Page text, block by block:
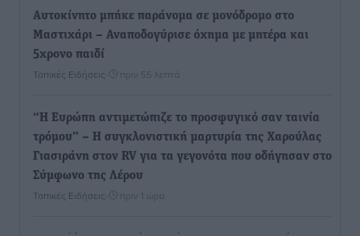
Αυτοκίνητο μπήκε παράνομα σε μονόδρομο στο
Μαστιχάρι – Αναποδογύρισε όχημα με μητέρα και
5χρονο παιδί
Τοπικές Ειδήσεις πριν 55 λεπτά
“Η Ευρώπη αντιμετώπιζε το προσφυγικό σαν ταινία
τρόμου” – Η συγκλονιστική μαρτυρία της Χαρούλας
Γιασιράνη στον RV για τα γεγονότα που οδήγησαν στο
Σύμφωνο της Λέρου
Τοπικές Ειδήσεις πριν 1 ώρα